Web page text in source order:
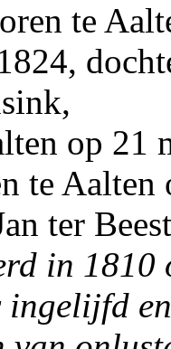
te
op 21
te
ter
in